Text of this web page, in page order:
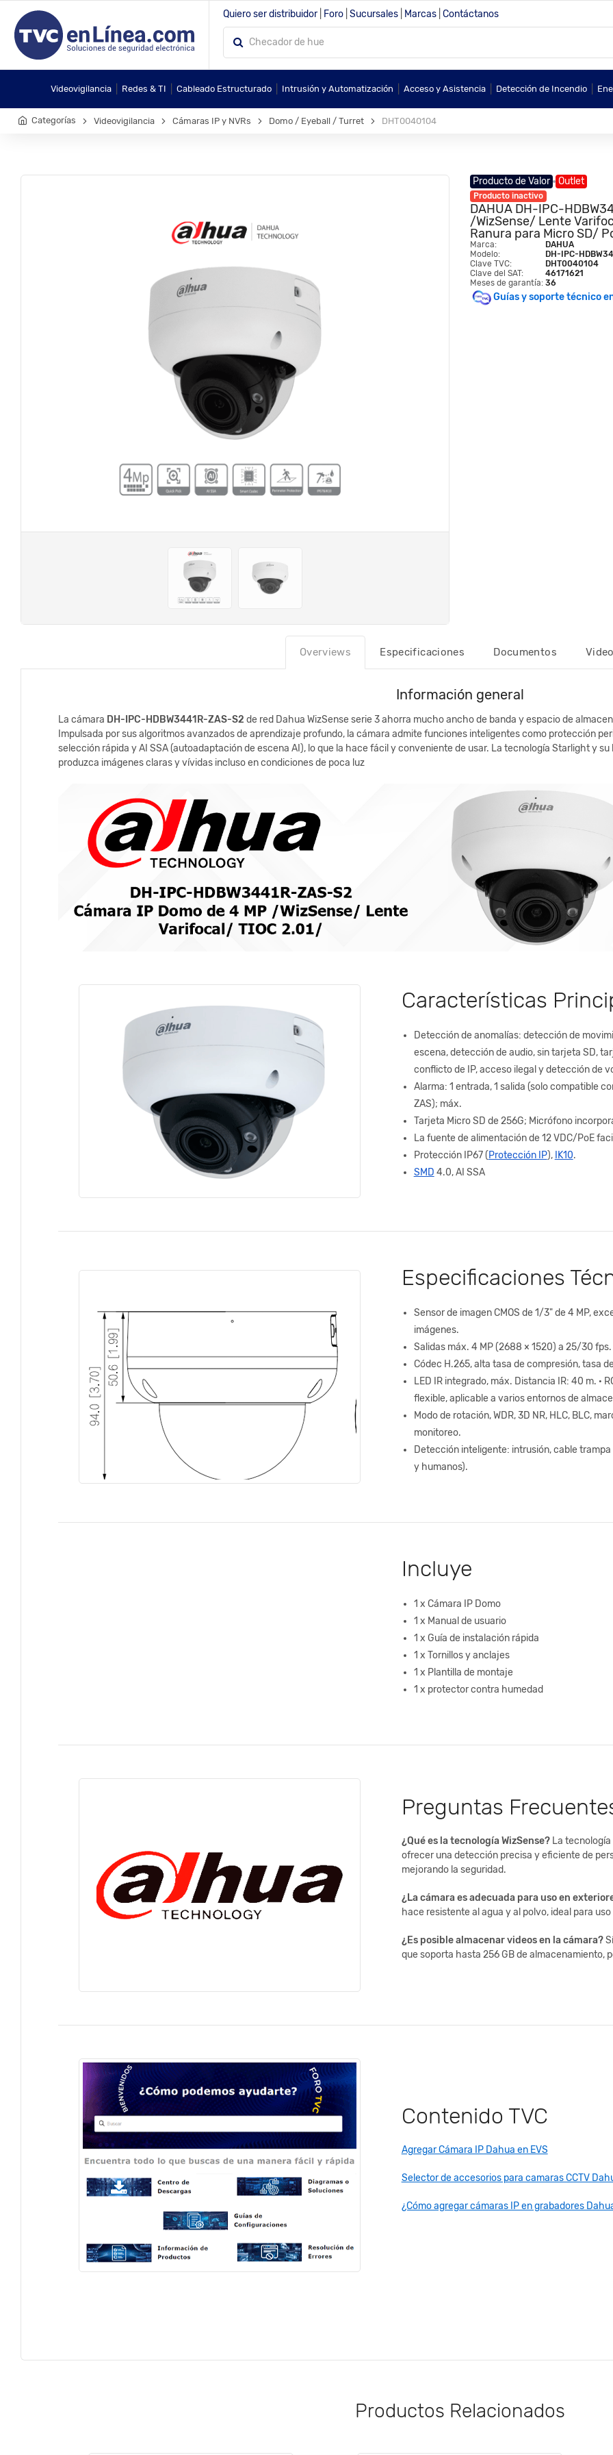
Quiero ser distribuidor Foro Sucursales Marcas Contáctanos
Videovigilancia Redes & TI Cableado Estructurado Intrusión y Automatización Acceso y Asistencia Detección de Incendio
Categorías Videovigilancia Cámaras IP y NVRs Domo / Eyeball / Turret DHT0040104
Producto de Valor Outlet
Producto inactivo
DAHUA DH-IPC-
/WizSense/ Lente
Ranura para Micro SD/
Marca:
DAHUA
Modelo:
DH-IPC-
Clave TVC:
DHT0040104
Clave del SAT:
46171621
Meses de garantía: 36
Guías y soporte técnico
Overviews Especificaciones Documentos
Información general
La cámara DH-IPC-HDBW3441R-ZAS-S2 de red Dahua WizSense serie 3 ahorra mucho ancho de banda y espacio de
Impulsada por sus algoritmos avanzados de aprendizaje profundo, la cámara admite funciones inteligentes como protección
selección rápida y AI SSA (autoadaptación de escena AI), lo que la hace fácil y conveniente de usar. La tecnología Starlight y
produzca imágenes claras y vívidas incluso en condiciones de poca luz
Características
Detección de anomalías: detección de
escena, detección de audio, sin tarjeta SD,
conflicto de IP, acceso ilegal y detección de
Alarma: 1 entrada, 1 salida (solo compatible
ZAS); máx.
Tarjeta Micro SD de 256G; Micrófono
La fuente de alimentación de 12 VDC/PoE
Protección IP67 (Protección IP), IK10.
SMD 4.0, AI SSA
Especificaciones
Sensor de imagen CMOS de 1/3" de 4 MP,
imágenes.
Salidas máx. 4 MP (2688 × 1520) a 25/30 fps.
Códec H.265, alta tasa de compresión, tasa
LED IR integrado, máx. Distancia IR: 40 m. ·
flexible, aplicable a varios entornos de
Modo de rotación, WDR, 3D NR, HLC, BLC,
monitoreo.
Detección inteligente: intrusión, cable
y humanos).
Incluye
1 x Cámara IP Domo
1 x Manual de usuario
1 x Guía de instalación rápida
1 x Tornillos y anclajes
1 x Plantilla de montaje
1 x protector contra humedad
Preguntas
¿Qué es la tecnología WizSense?La tecnología
ofrecer una detección precisa y eficiente de
mejorando la seguridad.
¿La cámara es adecuada para uso en
hace resistente al agua y al polvo, ideal para
¿Es posible almacenar videos en la cámara?
que soporta hasta 256 GB de almacenamiento,
Contenido TVC
Agregar Cámara IP Dahua en EVS
Selector de accesorios para camaras CCTV
¿Cómo agregar cámaras IP en grabadores
Productos Relacionados